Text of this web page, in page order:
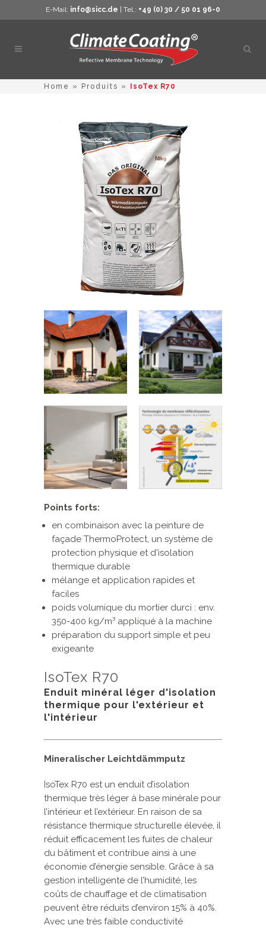
E-Mail: info@sicc.de | Tel.: +49 (0) 30 / 50 01 96-0
Home » Produits » IsoTex R70
Points forts:
en combinaison avec la peinture de
façade ThermoProtect, un système de
protection physique et d'isolation
thermique durable
mélange et application rapides et
faciles
poids volumique du mortier durci : env.
350-400 kg/m³ appliqué à la machine
préparation du support simple et peu
exigeante
IsoTex R70
Enduit minéral léger d'isolation
thermique pour l'extérieur et
l'intérieur
Mineralischer Leichtdämmputz
IsoTex R70 est un enduit d’isolation
thermique très léger à base minérale pour
l’intérieur et l’extérieur. En raison de sa
résistance thermique structurelle élevée, il
réduit efficacement les fuites de chaleur
du bâtiment et contribue ainsi à une
économie d’énergie sensible. Grâce à sa
gestion intelligente de l’humidité, les
coûts de chauffage et de climatisation
peuvent être réduits d’environ 15% à 40%.
Avec une très faible conductivité